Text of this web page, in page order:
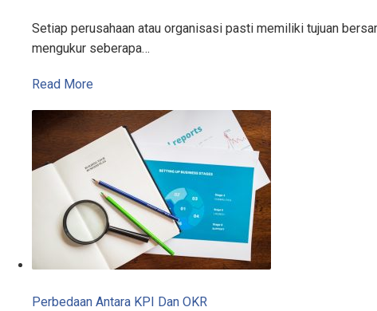
Setiap perusahaan atau organisasi pasti memiliki tujuan
mengukur seberapa…
Read More
Perbedaan Antara KPI Dan OKR